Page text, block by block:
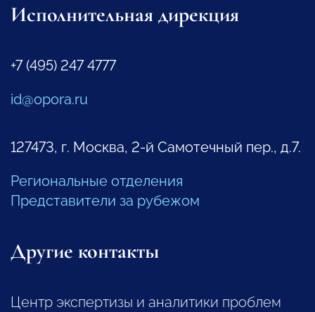
Исполнительная дирекция
+7 (495) 247 4777
id@opora.ru
127473, г. Москва, 2-й Самотечный пер., д.7.
Региональные отделения
Представители за рубежом
Другие контакты
Центр экспертизы и аналитики проблем